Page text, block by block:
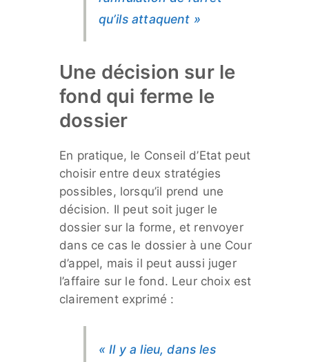
qu’ils attaquent »
Une décision sur le
fond qui ferme le
dossier
En pratique, le Conseil d’Etat peut
choisir entre deux stratégies
possibles, lorsqu’il prend une
décision. Il peut soit juger le
dossier sur la forme, et renvoyer
dans ce cas le dossier à une Cour
d’appel, mais il peut aussi juger
l’affaire sur le fond. Leur choix est
clairement exprimé :
« Il y a lieu, dans les